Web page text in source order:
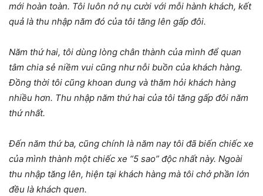
mới hoàn toàn. Tôi luôn nở nụ cười với mỗi hành khách, kết
quả là thu nhập năm đó của tôi tăng lên gấp đôi.
Năm thứ hai, tôi dùng lòng chân thành của mình để quan
tâm chia sẻ niềm vui cũng như nỗi buồn của khách hàng.
Đồng thời tôi cũng khoan dung và thăm hỏi khách hàng
nhiều hơn. Thu nhập năm thứ hai của tôi tăng gấp đôi năm
thứ nhất.
Đến năm thứ ba, cũng chính là năm nay tôi đã biến chiếc xe
của mình thành một chiếc xe “5 sao” độc nhất này. Ngoài
thu nhập tăng lên, hiện tại khách hàng mà tôi chở phần lớn
đều là khách quen.